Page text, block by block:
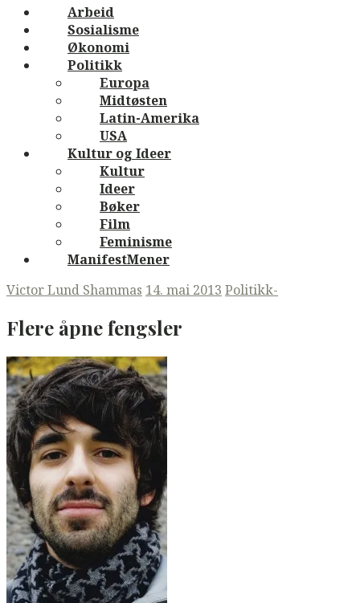
Arbeid
Sosialisme
Økonomi
Politikk
Europa
Midtøsten
Latin-Amerika
USA
Kultur og Ideer
Kultur
Ideer
Bøker
Film
Feminisme
ManifestMener
Victor Lund Shammas 14. mai 2013 Politikk-
Flere åpne fengsler